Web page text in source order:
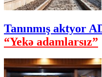
Tanınmış aktyor
“Yekə adamlarsız”